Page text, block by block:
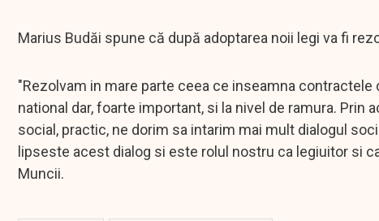
Marius Budăi spune că după adoptarea noii legi va fi
"Rezolvam in mare parte ceea ce inseamna
national dar, foarte important, si la nivel de ramura.
social, practic, ne dorim sa intarim mai mult dialogul
lipseste acest dialog si este rolul nostru ca legiuitor si
Muncii.